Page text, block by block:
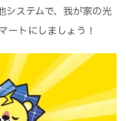
システムで、我が家の光
ートにしましょう！